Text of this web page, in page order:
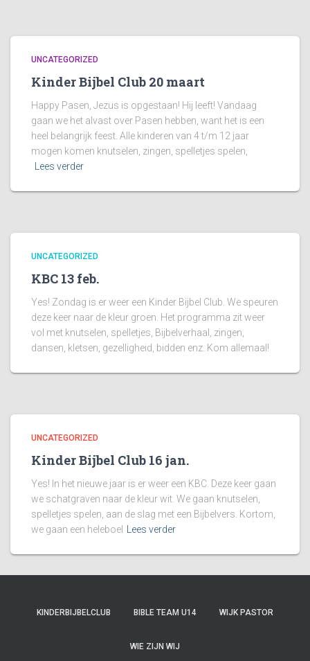
UNCATEGORIZED
Kinder Bijbel Club 20 maart
Happy Pasen, Jezus is opgestaan! Hij leeft! Vandaag
gaan we het alvast over Pasen hebben, want het is een
heel belangrijk feest. Alle kinderen van 4 t/m 12 jaar
mogen komen knutselen, zingen, spelletjes spelen,
Lees verder
UNCATEGORIZED
KBC 13 feb.
Yes! Zondag is er weer een Kinder Bijbel Club. We speuren
deze keer naar de kleur groen. Het programma zit weer
vol met knutselen, spelletjes, Bijbelverhaal, zingen,
dansen, kletsen, gezelligheid, bidden enz. Kom allemaal!
UNCATEGORIZED
Kinder Bijbel Club 16 jan.
Yes! In het nieuwe jaar is er weer een KBC. Deze keer gaan
we schatgraven naar de kleur wit. We gaan knutselen,
spelletjes spelen, aan de slag met een Bijbelvers. Kortom,
we gaan een heleboel Lees verder
KINDERBIJBELCLUB BIBLE TEAM U14 WIJK PASTOR
WIE ZIJN WIJ